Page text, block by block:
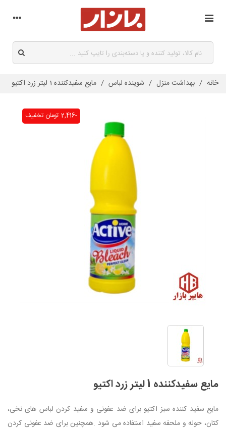
خانه / بهداشت منزل / شوینده لباس / مایع سفیدکننده 1 لیتر زرد اکتیو
تخفیف -2,416 تومان
مایع سفیدکننده 1 لیتر زرد اکتیو
مایع سفید کننده سبز اکتیو برای ضد عفونی و سفید کردن لباس های نخی،
کتان، حوله و ملحفه سفید استفاده می شود .همچنین برای ضد عفونی کردن